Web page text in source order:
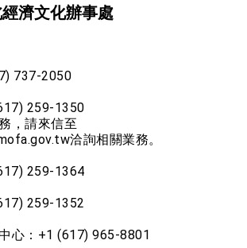
統就職演說影片
部重要言論
政府將在美國亞利桑納州設立「駐鳳凰城辦
」，進一步深化台美交流合作
濟文化辦事處
737-2050
259-1350
，請來信至
洽詢相關業務。
259-1364
259-1352
心：+1 (617) 965-8801